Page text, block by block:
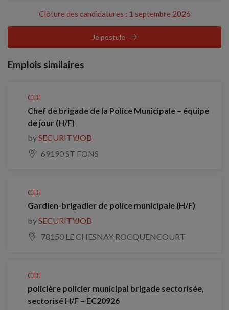
Clôture des candidatures : 1 septembre 2026
Je postule
Emplois similaires
CDI
Chef de brigade de la Police Municipale – équipe
de jour (H/F)
bySECURITYJOB
69190 ST FONS
CDI
Gardien-brigadier de police municipale (H/F)
bySECURITYJOB
78150 LE CHESNAY ROCQUENCOURT
CDI
policière policier municipal brigade sectorisée,
sectorisé H/F – EC20926